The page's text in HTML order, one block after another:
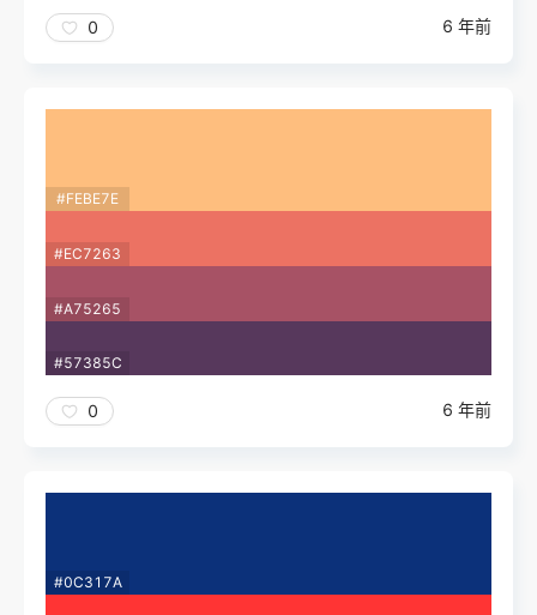
0 6 年前
#FEBE7E
#EC7263
#A75265
#57385C
0 6 年前
#0C317A